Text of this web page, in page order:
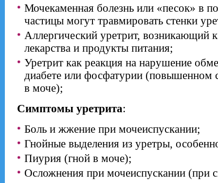
Мочекаменная болезнь или «песок» в
частицы могут травмировать стенки
Аллергический уретрит, возникающий
лекарства и продукты питания;
Уретрит как реакция на нарушение
диабете или фосфатурии (повышенном
в моче);
Симптомы уретрита:
Боль и жжение при мочеиспускании;
Гнойные выделения из уретры,
Пиурия (гной в моче);
Осложнения при мочеиспускании (при